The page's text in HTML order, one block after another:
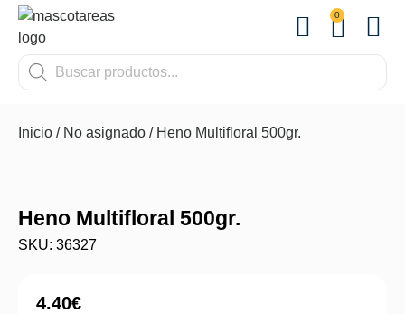
0
Inicio / No asignado / Heno Multifloral 500gr.
Heno Multifloral 500gr.
SKU: 36327
4.40€